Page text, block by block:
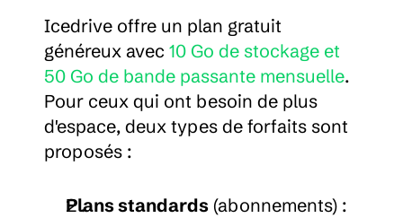
Icedrive offre un plan gratuit
généreux avec 10 Go de stockage et
50 Go de bande passante mensuelle.
Pour ceux qui ont besoin de plus
d'espace, deux types de forfaits sont
proposés :
Plans standards (abonnements) :